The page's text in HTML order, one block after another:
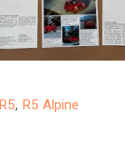
Kategorien
R5, R5 Alpine